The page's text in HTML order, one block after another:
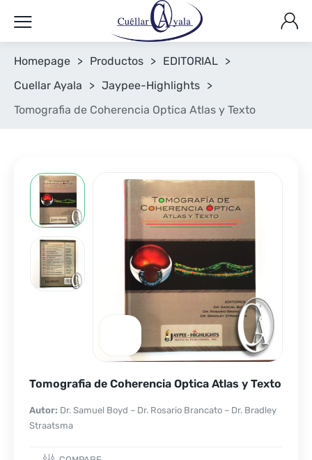
Homepage > Productos > EDITORIAL >
Cuellar Ayala
> Jaypee-Highlights >
Tomografia de Coherencia Optica Atlas y Texto
Tomografia de Coherencia Optica Atlas y Texto
Autor: Dr. Samuel Boyd – Dr. Rosario Brancato – Dr. Bradley
Straatsma